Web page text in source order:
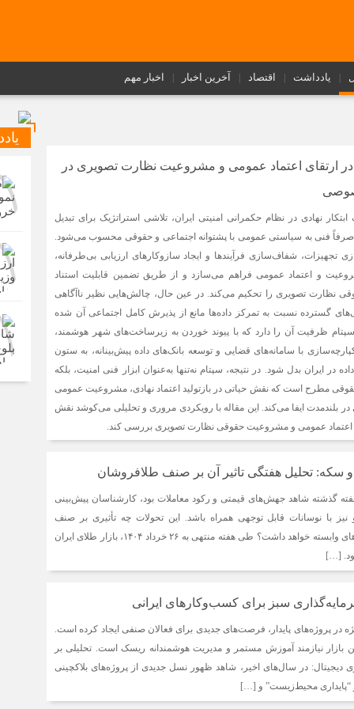
یادداشت اقتصاد آخرین اخبار اخبار مهم
ارتقای اعتماد عمومی و مشروعیت نظارت تصویری در
نهادی در نظام حکمرانی امنیتی ایران، تلاشی استراتژیک برای تبدیل
صرفاً فنی به سیاستی عمومی با پشتوانه اجتماعی و حقوقی محسوب می‌شود.
تجهیزات، شفاف‌سازی فرآیندها و ایجاد سازوکارهای ارزیابی بی‌طرفانه،
و اعتماد عمومی فراهم می‌سازد و از طریق تضمین قابلیت استناد
نظارت تصویری را تحکیم می‌کند. در عین حال، چالش‌هایی نظیر ناآگاهی
گسترده نسبت به تمرکز داده‌ها مانع از پذیرش کامل اجتماعی آن شده
ظرفیت آن را دارد که با پیوند خوردن به زیرساخت‌های شهر هوشمند،
با سامانه‌های قضایی و توسعه بانک‌های داده پیش‌بینانه، به ستون
در ایران بدل شود. در نتیجه، سپتام نه‌تنها به‌عنوان ابزار فنی امنیت، بلکه
مطرح است که نقش حیاتی در بازتولید اعتماد نهادی، مشروعیت عمومی
بلندمدت ایفا می‌کند. این مقاله با رویکردی مروری و تحلیلی می‌کوشد نقش
اعتماد عمومی و مشروعیت حقوقی نظارت تصویری بررسی کند.
سکه: تحلیل هفتگی تاثیر آن بر صنف طلافروشان
گذشته شاهد جهش‌های قیمتی و رکود معاملات بود، کارشناسان پیش‌بینی
با نوسانات قابل توجهی همراه باشد. این تحولات چه تأثیری بر صنف
طلافروشان و کسب‌وکارهای وابسته خواهد داشت؟ طی هفته منتهی به ۲۶ خرداد ۱۴۰۴، بازار طلای ایران
[…]
سبز برای کسب‌وکارهای ایرانی
در پروژه‌های پایدار، فرصت‌های جدیدی برای فعالان صنفی ایجاد کرده است.
بازار نیازمند آموزش مستمر و مدیریت هوشمندانه ریسک است. تحلیلی بر
دیجیتال: در سال‌های اخیر، شاهد ظهور نسل جدیدی از پروژه‌های بلاکچینی
“پایداری محیط‌زیست” و […]